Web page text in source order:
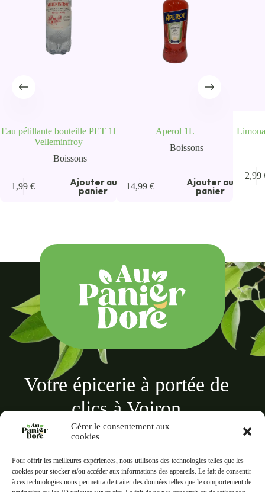
Gérer le consentement aux
cookies
Pour offrir les meilleures expériences, nous utilisons des technologies telles que les
cookies pour stocker et/ou accéder aux informations des appareils. Le fait de consentir
à ces technologies nous permettra de traiter des données telles que le comportement de
Eau pétillante bouteille PET 1l
Velleminfroy
Boissons
1,99€ Ajouter au
panier
Aperol 1L
Boissons
14,99 € Ajouter au
panier
2,99
Votre épicerie à portée de
clics à Voiron
Au panier doré